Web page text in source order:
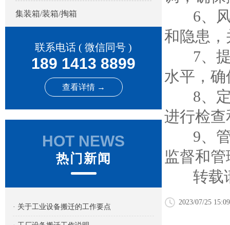
集装箱/装箱/掏箱
联系电话 ( 微信同号 )
189 1413 8899
查看详情 →
HOT NEWS
热门新闻
· 关于工业设备搬迁的工作要点
6、风
和隐患
7、提
水平，
8、定
进行检
9、管
监督和
转载
2023/07/25